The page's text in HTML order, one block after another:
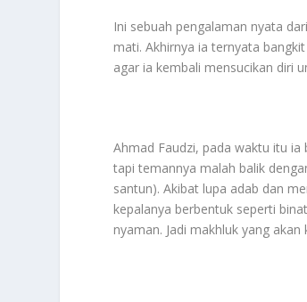
Ini sebuah pengalaman nyata
mati. Akhirnya ia ternyata
agar ia kembali mensucikan diri
Ahmad Faudzi, pada waktu itu
tapi temannya malah balik
santun). Akibat lupa adab dan
kepalanya berbentuk seperti
nyaman. Jadi makhluk yang